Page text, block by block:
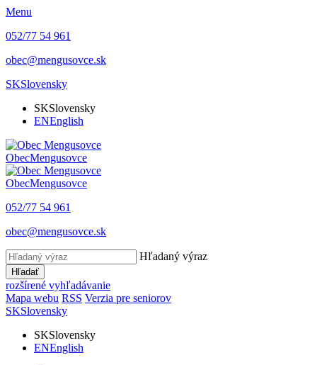
Menu
052/77 54 961
obec@mengusovce.sk
SKSlovensky
SKSlovensky
ENEnglish
ObecMengusovce
ObecMengusovce
052/77 54 961
obec@mengusovce.sk
Hľadaný výraz
Hľadať
rozšírené vyhľadávanie
Mapa webu RSS Verzia pre seniorov
SKSlovensky
SKSlovensky
ENEnglish